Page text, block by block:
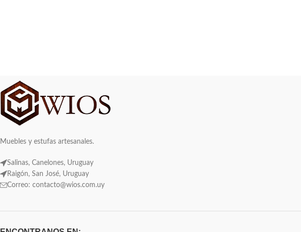
Muebles y estufas artesanales.
Salinas, Canelones, Uruguay
Raigón, San José, Uruguay
Correo: contacto@wios.com.uy